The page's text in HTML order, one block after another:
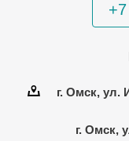
г. Омск, ул.
г. Омск,